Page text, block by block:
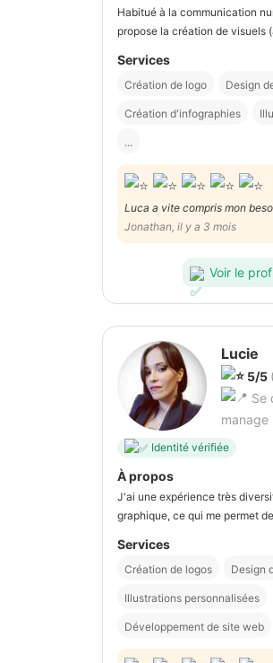
Habitué à la communication
propose la création de visuels
Services
Création de logo Design
Création d'infographies
...
Luca a vite compris mon besoin. il respecte le délai , il
travaille excessivement bien.
pro .Bref, je recommande
tout est extrêmement
Jonathan, il y a 3 mois
Voir le
Lucie
5/5
Se
manage
Identité vérifiée
À propos
J'ai une expérience très
graphique, ce qui me permet
Services
Création de logos Design
Illustrations personnalisées
Développement de site web